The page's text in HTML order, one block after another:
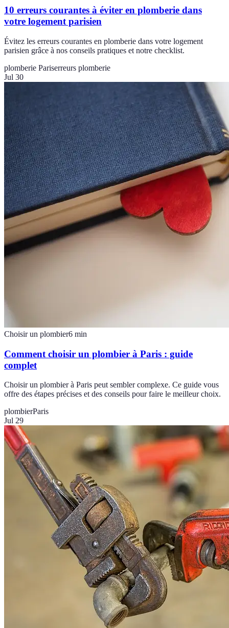
10 erreurs courantes à éviter en plomberie dans
votre logement parisien
Évitez les erreurs courantes en plomberie dans votre logement
parisien grâce à nos conseils pratiques et notre checklist.
plomberie Pariserreurs plomberie
Jul 30
Choisir un plombier6 min
Comment choisir un plombier à Paris : guide
complet
Choisir un plombier à Paris peut sembler complexe. Ce guide vous
offre des étapes précises et des conseils pour faire le meilleur choix.
plombierParis
Jul 29